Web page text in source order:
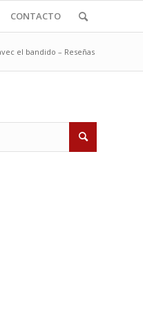
CONTACTO
el bandido – Reseñas